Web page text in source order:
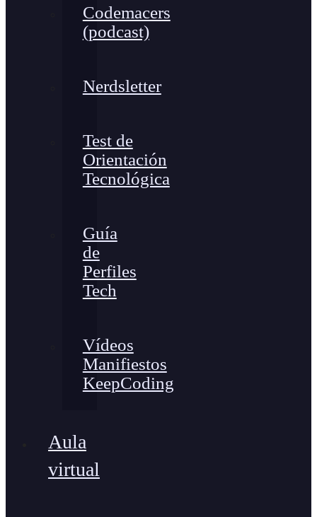
Codemacers
(podcast)
Nerdsletter
Test de
Orientación
Tecnológica
Guía
de
Perfiles
Tech
Vídeos
Manifiestos
KeepCoding
Aula
virtual